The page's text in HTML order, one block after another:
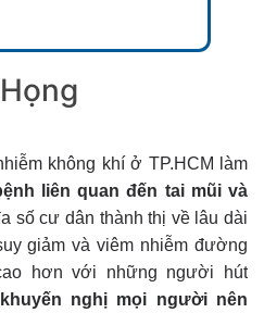
không khí ở TP.HCM làm
liên quan đến tai mũi và
số cư dân thành thị về lâu dài
giảm và viêm nhiễm đường
hơn với những người hút
nghị mọi người nên